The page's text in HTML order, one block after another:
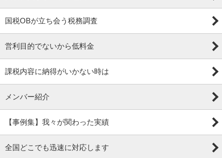
国税OBが立ち会う税務調査
営利目的でないから低料金
課税内容に納得がいかない時は
メンバー紹介
【事例集】我々が関わった実績
全国どこでも迅速に対応します